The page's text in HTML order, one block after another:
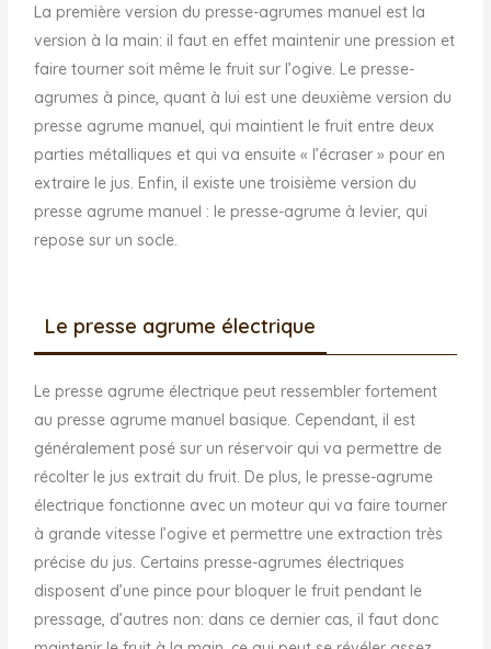
La première version du presse-agrumes manuel est la
version à la main: il faut en effet maintenir une pression et
faire tourner soit même le fruit sur l’ogive. Le presse-
agrumes à pince, quant à lui est une deuxième version du
presse agrume manuel, qui maintient le fruit entre deux
parties métalliques et qui va ensuite « l’écraser » pour en
extraire le jus. Enfin, il existe une troisième version du
presse agrume manuel : le presse-agrume à levier, qui
repose sur un socle.
Le presse agrume électrique
Le presse agrume électrique peut ressembler fortement
au presse agrume manuel basique. Cependant, il est
généralement posé sur un réservoir qui va permettre de
récolter le jus extrait du fruit. De plus, le presse-agrume
électrique fonctionne avec un moteur qui va faire tourner
à grande vitesse l’ogive et permettre une extraction très
précise du jus. Certains presse-agrumes électriques
disposent d’une pince pour bloquer le fruit pendant le
pressage, d’autres non: dans ce dernier cas, il faut donc